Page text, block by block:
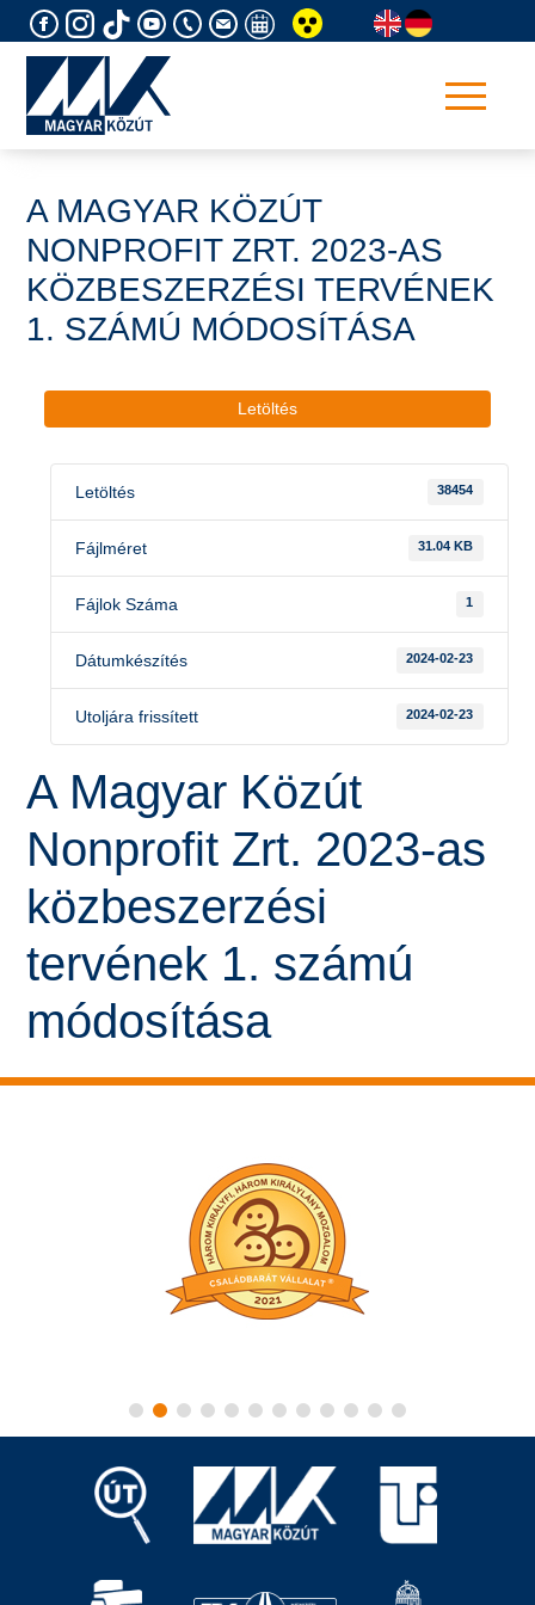
to
A MAGYAR KÖZÚT
NONPROFIT ZRT. 2023-AS
KÖZBESZERZÉSI TERVÉNEK
1. SZÁMÚ MÓDOSÍTÁSA
Letöltés
Letöltés 38454
Fájlméret 31.04 KB
Fájlok Száma 1
Dátumkészítés 2024-02-23
Utoljára frissített 2024-02-23
A Magyar Közút
Nonprofit Zrt. 2023-as
közbeszerzési
tervének 1. számú
módosítása